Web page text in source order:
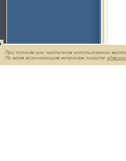
При полном или частичном использовании
По всем возникающим вопросам пишите